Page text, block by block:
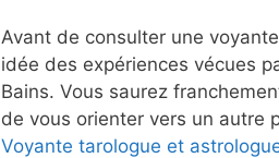
Avant de consulter une
idée des expériences vécues
Bains. Vous saurez
de vous orienter vers un autre
Voyante tarologue et